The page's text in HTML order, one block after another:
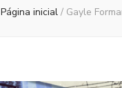
Página inicial / Gayle